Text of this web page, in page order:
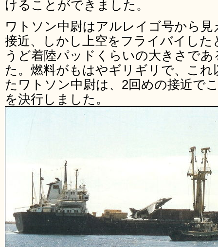
けることができました。
ワトソン中尉はアルレイゴ号から
接近、しかし上空をフライバイし
うど着陸パッドくらいの大きさで
た。燃料がもはやギリギリで、こ
たワトソン中尉は、2回めの接近で
を決行しました。